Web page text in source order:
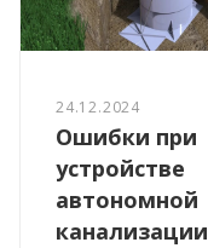
24.12.2024
Ошибки при
устройстве
автономной
канализации